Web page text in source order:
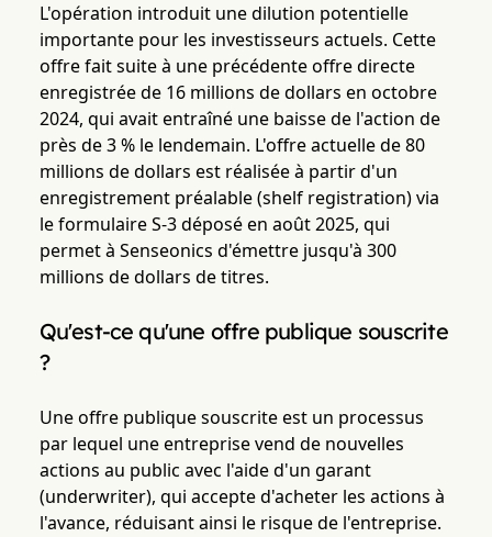
L'opération introduit une dilution potentielle
importante pour les investisseurs actuels. Cette
offre fait suite à une précédente offre directe
enregistrée de 16 millions de dollars en octobre
2024, qui avait entraîné une baisse de l'action de
près de 3 % le lendemain. L'offre actuelle de 80
millions de dollars est réalisée à partir d'un
enregistrement préalable (shelf registration) via
le formulaire S-3 déposé en août 2025, qui
permet à Senseonics d'émettre jusqu'à 300
millions de dollars de titres.
Qu'est-ce qu'une offre publique souscrite
?
Une offre publique souscrite est un processus
par lequel une entreprise vend de nouvelles
actions au public avec l'aide d'un garant
(underwriter), qui accepte d'acheter les actions à
l'avance, réduisant ainsi le risque de l'entreprise.